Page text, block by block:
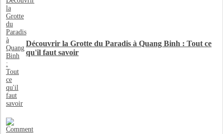
Découvrir la Grotte du Paradis à Quang Binh : Tout ce
qu'il faut savoir